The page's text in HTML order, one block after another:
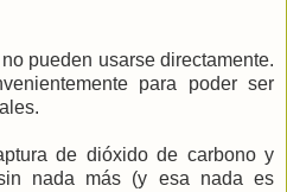
pueden usarse directamente.
para poder ser
de dióxido de carbono y
nada más (y esa nada es